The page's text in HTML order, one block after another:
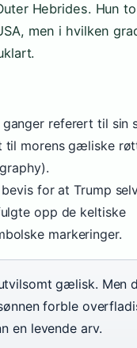
Hebrides. Hun
men i hvilken
referert til sin
til morens gæliske
for at Trump
opp de keltiske
markeringer.
gælisk. Men
forble
en levende arv.